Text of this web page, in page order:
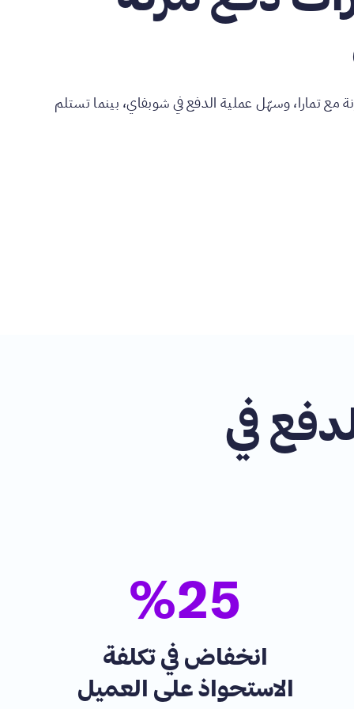
مع تمارا، وسهّل عملية الدفع في شوبفاي، بينما تستلم
في
25
%
انخفاض في تكلفة
الاستحواذ على العميل